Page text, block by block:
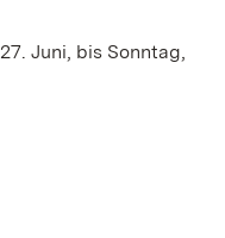
Juni, bis Sonntag,